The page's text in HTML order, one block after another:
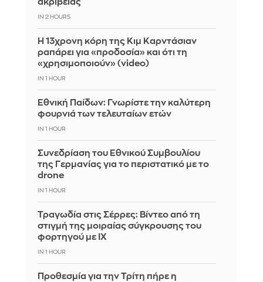
ακρίβειας
IN 2 HOURS
Η 13χρονη κόρη της Κιμ Καρντάσιαν
ραπάρει για «προδοσία» και ότι τη
«χρησιμοποιούν» (video)
IN 1 HOUR
Εθνική Παίδων: Γνωρίστε την καλύτερη
φουρνιά των τελευταίων ετών
IN 1 HOUR
Συνεδρίαση του Εθνικού Συμβουλίου
της Γερμανίας για το περιστατικό με το
drone
IN 1 HOUR
Τραγωδία στις Σέρρες: Βίντεο από τη
στιγμή της μοιραίας σύγκρουσης του
φορτηγού με ΙΧ
IN 1 HOUR
Προθεσμία για την Τρίτη πήρε η